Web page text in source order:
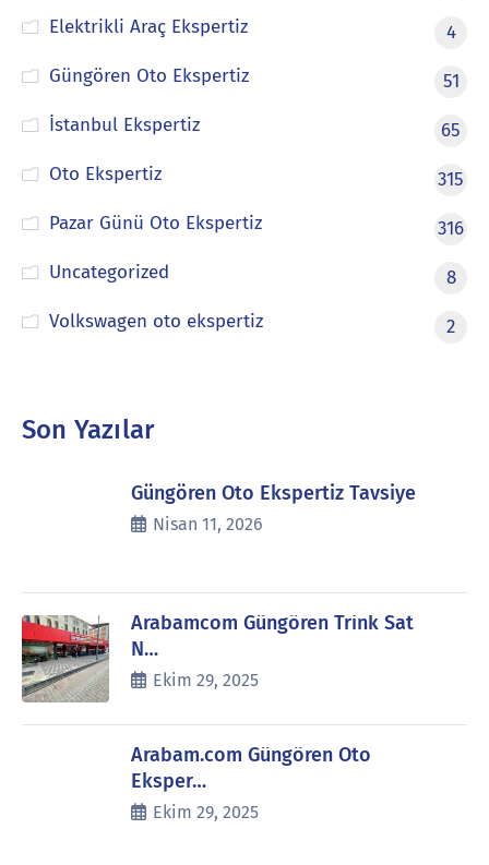
Elektrikli Araç Ekspertiz
4
Güngören Oto Ekspertiz
51
İstanbul Ekspertiz
65
Oto Ekspertiz
315
Pazar Günü Oto Ekspertiz
316
Uncategorized
8
Volkswagen oto ekspertiz
2
Son Yazılar
Güngören Oto Ekspertiz Tavsiye
Nisan 11, 2026
Arabamcom Güngören Trink Sat
N…
Ekim 29, 2025
Arabam.com Güngören Oto
Eksper…
Ekim 29, 2025